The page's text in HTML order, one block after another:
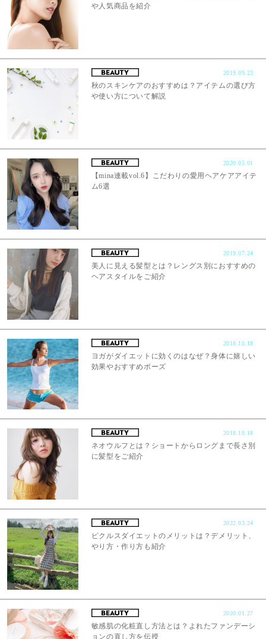
や人気商品を紹介
2019.09.23
秋のスキンケアのおすすめは？アイテムの選び方
や使い方について解説
2020.05.01
【mina連載vol.6】こだわりの愛用ヘアケアアイテ
ム6選
2019.07.24
美人に見える髪型とは？レングス別におすすめの
ヘアスタイルをご紹介
2018.10.18
ヨガがダイエットに効くのはなぜ？身体に嬉しい
効果やおすすめポーズ
2018.10.18
ネオウルフとは？ショートからロングまで長さ別
に髪型をご紹介
2022.03.24
ピクルスダイエットのメリットは？デメリット、
やり方・作り方も紹介
2020.01.27
敏感肌の化粧直し方法とは？よれたファンデーシ
ョンの直し方を伝授